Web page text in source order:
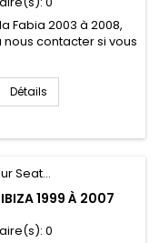
Fabia 2003 à 2008,
contacter si vous
Détails
IBIZA 1999 À 2007
0